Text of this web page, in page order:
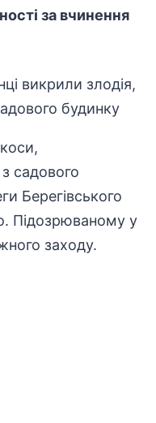
за вчинення
садового
Берегівського
Підозрюваному у
заходу.